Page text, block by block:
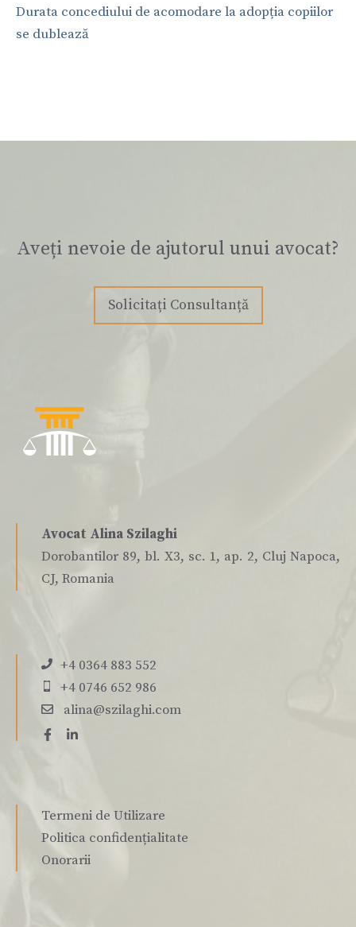
Durata concediului de acomodare la adopția copiilor
se dublează
Aveți nevoie de ajutorul unui avocat?
Solicitați Consultanță
Avocat Alina Szilaghi
Dorobantilor 89, bl. X3, sc. 1, ap. 2, Cluj Napoca,
CJ, Romania
+4 0364 883 552
+4 0746 652 986
alina@szilaghi.com
Termeni de Utilizare
Politica confidențialitate
Onorarii